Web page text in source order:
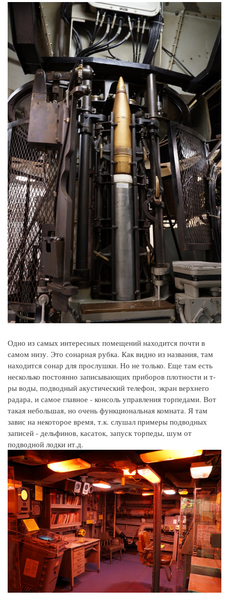
Одно из самых интересных помещений находится почти в
самом низу. Это сонарная рубка. Как видно из названия, там
находится сонар для прослушки. Но не только. Еще там есть
несколько постоянно записывающих приборов плотности и т-
ры воды, подводный акустический телефон, экран верхнего
радара, и самое главное - консоль управления торпедами. Вот
такая небольшая, но очень функциональная комната. Я там
завис на некоторое время, т.к. слушал примеры подводных
записей - дельфинов, касаток, запуск торпеды, шум от
подводной лодки ит.д.